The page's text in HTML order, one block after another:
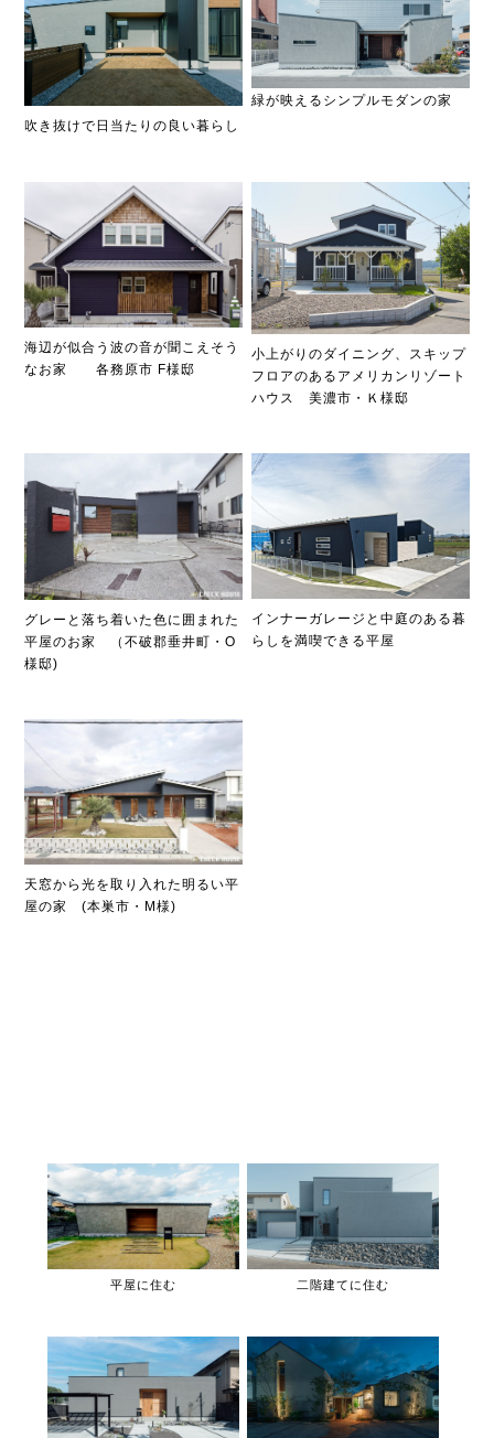
吹き抜けで日当たりの良い暮らし
緑が映えるシンプルモダンの家
海辺が似合う波の音が聞こえそう
なお家 各務原市 F様邸
小上がりのダイニング、スキップ
フロアのあるアメリカンリゾート
ハウス 美濃市・Ｋ様邸
グレーと落ち着いた色に囲まれた
平屋のお家 （不破郡垂井町・O
様邸)
インナーガレージと中庭のある暮
らしを満喫できる平屋
天窓から光を取り入れた明るい平
屋の家 (本巣市・M様)
平屋に住む 二階建てに住む